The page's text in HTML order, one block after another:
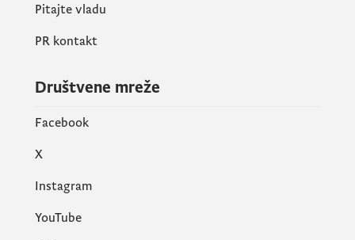
Pitajte vladu
PR kontakt
Društvene mreže
Facebook
X
Instagram
YouTube